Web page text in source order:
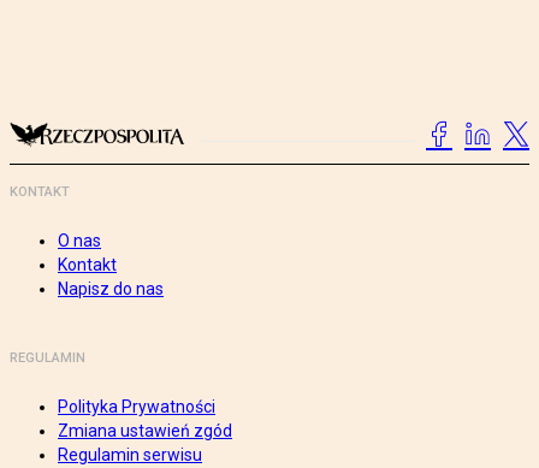
KONTAKT
O nas
Kontakt
Napisz do nas
REGULAMIN
Polityka Prywatności
Zmiana ustawień zgód
Regulamin serwisu